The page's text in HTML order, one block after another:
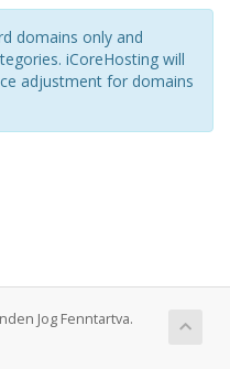
domains only and
iCoreHosting will
adjustment for domains
Jog Fenntartva.